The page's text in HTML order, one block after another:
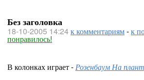
Без заголовка
18-10-2005 14:24к комментариям-к
понравилось!
В колонках играет -Розенбаум На